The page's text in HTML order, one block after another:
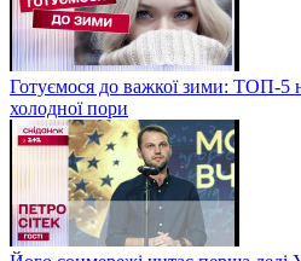
Готуємося до важкої зими: ТОП-5
холодної пори